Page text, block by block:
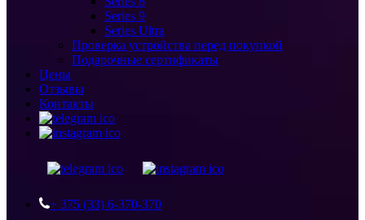
Series 9
Series Ultra
Проверка устройства перед покупкой
Подарочные сертификаты
Цены
Отзывы
Контакты
+ 375 (33) 6-370-370